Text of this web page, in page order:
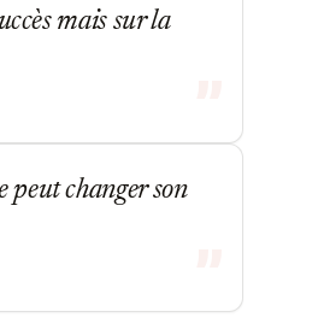
mais sur la
peut changer son